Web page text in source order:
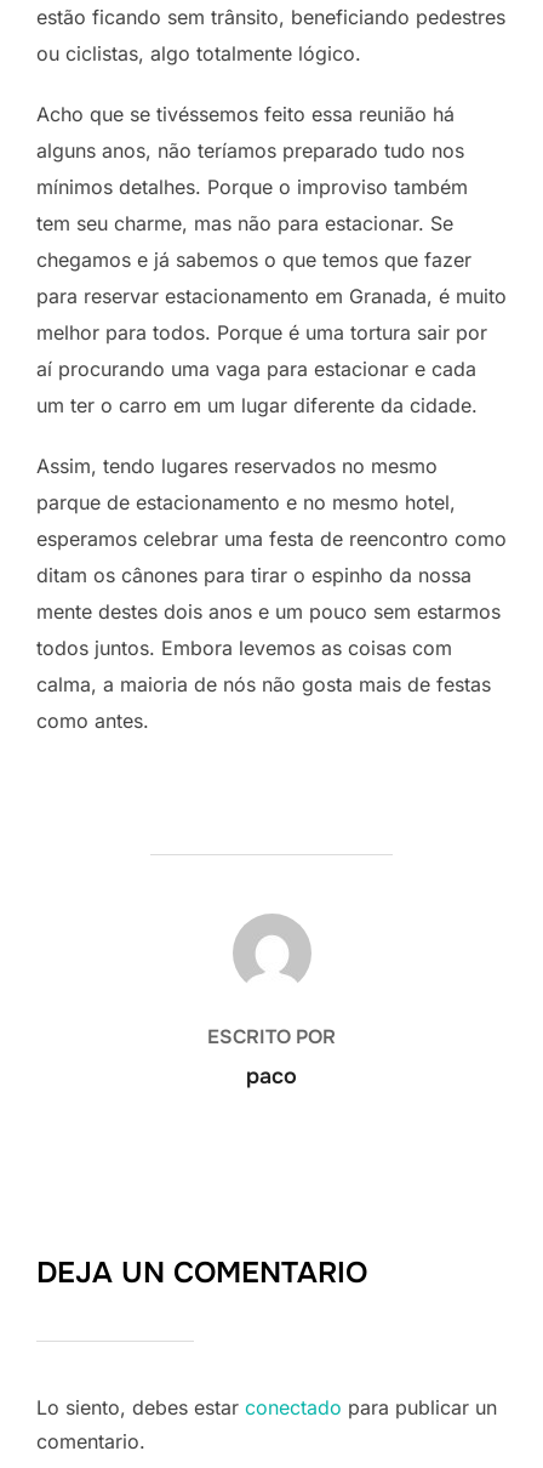
estão ficando sem trânsito, beneficiando pedestres
ou ciclistas, algo totalmente lógico.
Acho que se tivéssemos feito essa reunião há
alguns anos, não teríamos preparado tudo nos
mínimos detalhes. Porque o improviso também
tem seu charme, mas não para estacionar. Se
chegamos e já sabemos o que temos que fazer
para reservar estacionamento em Granada, é muito
melhor para todos. Porque é uma tortura sair por
aí procurando uma vaga para estacionar e cada
um ter o carro em um lugar diferente da cidade.
Assim, tendo lugares reservados no mesmo
parque de estacionamento e no mesmo hotel,
esperamos celebrar uma festa de reencontro como
ditam os cânones para tirar o espinho da nossa
mente destes dois anos e um pouco sem estarmos
todos juntos. Embora levemos as coisas com
calma, a maioria de nós não gosta mais de festas
como antes.
AUTOR DE LA ENTRADA
ESCRITO POR
paco
DEJA UN COMENTARIO
Lo siento, debes estar conectado para publicar un
comentario.